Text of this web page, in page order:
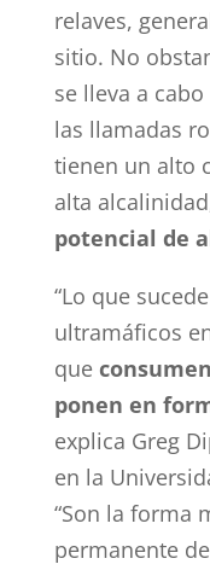
relaves,
sitio. No
se lleva a
las llamadas
tienen un alto
alta
potencial de
“Lo que
ultramáficos
que
ponen en
explica Greg
en la
“Son la forma
permanente